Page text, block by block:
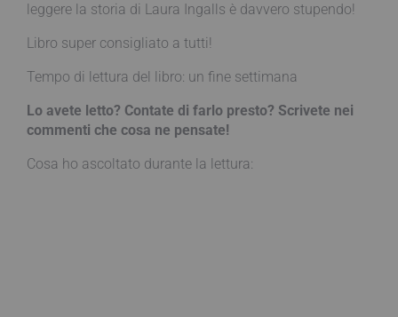
leggere la storia di Laura Ingalls è davvero stupendo!
Libro super consigliato a tutti!
Tempo di lettura del libro: un fine settimana
Lo avete letto? Contate di farlo presto? Scrivete nei
commenti che cosa ne pensate!
Cosa ho ascoltato durante la lettura: